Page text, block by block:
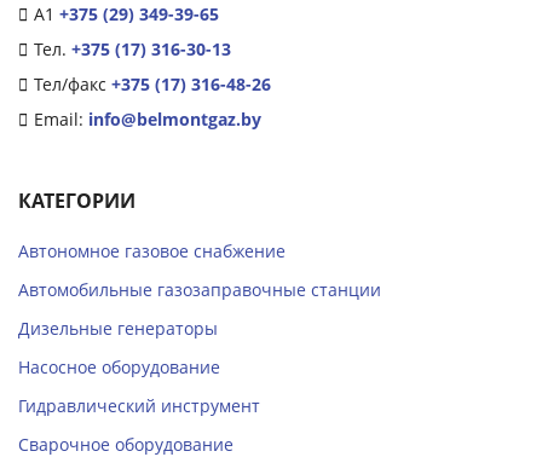
А1 +375 (29) 349-39-65
Тел. +375 (17) 316-30-13
Тел/факс +375 (17) 316-48-26
Email: info@belmontgaz.by
КАТЕГОРИИ
Автономное газовое снабжение
Автомобильные газозаправочные станции
Дизельные генераторы
Насосное оборудование
Гидравлический инструмент
Сварочное оборудование